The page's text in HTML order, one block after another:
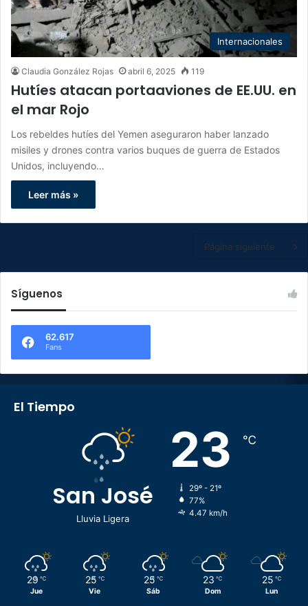
Internacionales
Claudia González Rojas abril 6, 2025 119
Hutíes atacan portaaviones de EE.UU. en
el mar Rojo
Los rebeldes hutíes del Yemen aseguraron haber lanzado
misiles y drones contra varios buques de guerra de Estados
Unidos, incluyendo…
Leer más »
Página siguiente
Síguenos
62.617
Fans
El Tiempo
San José
Lluvia Ligera
23 ℃
29º - 21º
77%
4.47 km/h
29 ℃
Jue
25 ℃
Vie
25 ℃
Sáb
23 ℃
Dom
25 ℃
Lun